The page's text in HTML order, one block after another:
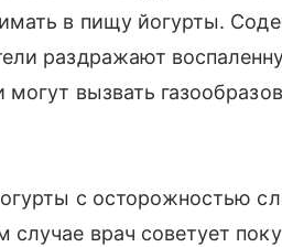
в пищу йогурты.
раздражают
вызвать
с осторожностью
врач советует